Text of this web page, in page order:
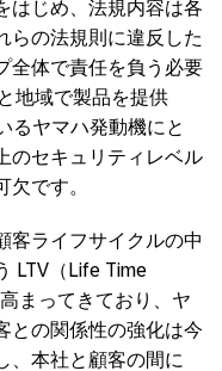
はじめ、法規内容は各
らの法規則に違反した
全体で責任を負う必要
地域で製品を提供
るヤマハ発動機にと
のセキュリティレベル
です。
客ライフサイクルの中
LTV（Life Time
まってきており、ヤ
との関係性の強化は今
、本社と顧客の間に